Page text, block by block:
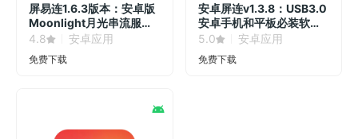
屏易连1.6.3版本：安卓版
Moonlight月光串流服务
器！
4.8 安卓应用
免费下载
安卓屏连v1.3.8：USB3.0
安卓手机和平板必装软
件！
5.0 安卓应用
免费下载